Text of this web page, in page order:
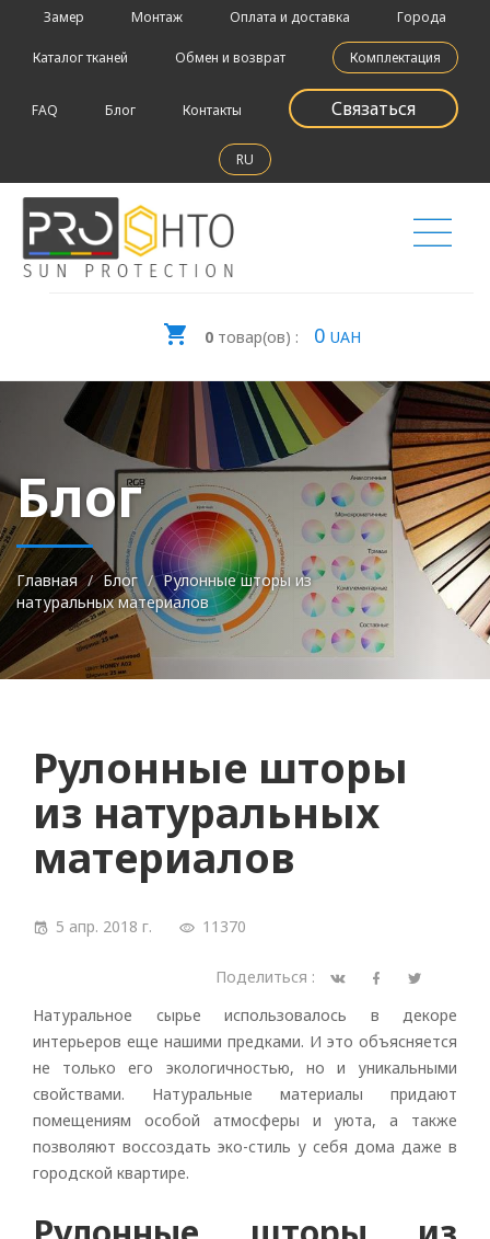
Замер Монтаж Оплата и доставка Города
Каталог тканей Обмен и возврат Комплектация
FAQ Блог Контакты Связаться
RU
0товар(ов) : 0 UAH
Блог
Главная Блог
Рулонные шторы из
натуральных материалов
Рулонные шторы
из натуральных
материалов
5 апр. 2018 г. 11370
Поделиться :
Натуральное сырье использовалось в декоре
интерьеров еще нашими предками. И это объясняется
не только его экологичностью, но и уникальными
свойствами. Натуральные материалы придают
помещениям особой атмосферы и уюта, а также
позволяют воссоздать эко-стиль у себя дома даже в
городской квартире.